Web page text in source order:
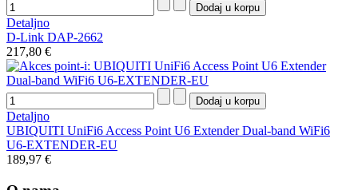
Detaljno
D-Link DAP-2662
217,80 €
Detaljno
UBIQUITI UniFi6 Access Point U6 Extender Dual-band WiFi6
U6-EXTENDER-EU
189,97 €